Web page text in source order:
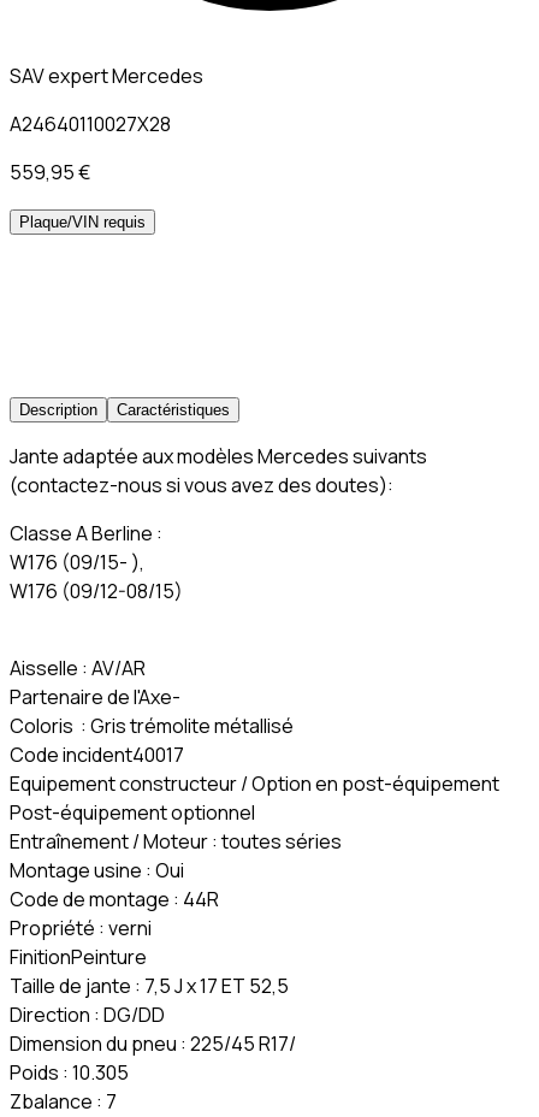
SAV expert Mercedes
A24640110027X28
559,95 €
Plaque/VIN requis
Description Caractéristiques
Jante adaptée aux modèles Mercedes suivants
(contactez-nous si vous avez des doutes):
Classe A Berline :
W176 (09/15- ),
W176 (09/12-08/15)
Aisselle : AV/AR
Partenaire de l'Axe-
Coloris : Gris trémolite métallisé
Code incident40017
Equipement constructeur / Option en post-équipement
Post-équipement optionnel
Entraînement / Moteur : toutes séries
Montage usine : Oui
Code de montage : 44R
Propriété : verni
FinitionPeinture
Taille de jante : 7,5 J x 17 ET 52,5
Direction : DG/DD
Dimension du pneu : 225/45 R17/
Poids : 10.305
Zbalance : 7